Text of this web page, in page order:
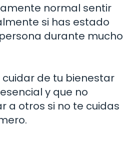
normal sentir
si has estado
durante mucho
cuidar de tu bienestar
y que no
a otros si no te cuidas